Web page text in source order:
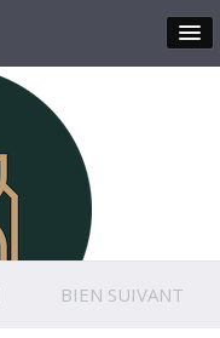
BIEN SUIVANT